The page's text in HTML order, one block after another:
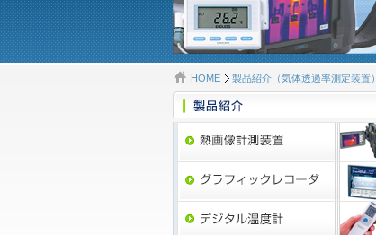
HOME 製品紹介（気体透過率測定装置）